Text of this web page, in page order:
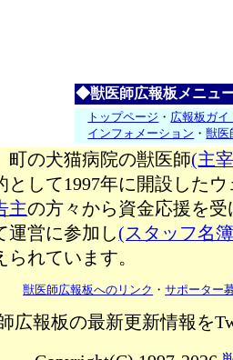
◆獣医師広報板メニュ
トップページ ・ 広報板ガイ
インフォメーション ・獣医
町の犬猫病院の獣医師(主
として1997年に開設した
主の方々から資金応援を受
運営に参加し(スタッフ名
れています。
獣医師広報板へのリンク ・サポーター
広報板の最新更新情報を